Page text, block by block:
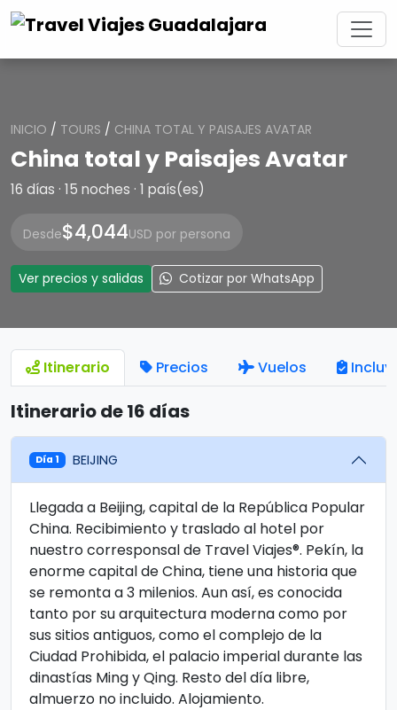
INICIO / TOURS / CHINA TOTAL Y PAISAJES AVATAR
China total y Paisajes Avatar
16 días · 15 noches · 1 país(es)
Desde$4,044USD por persona
Ver precios y salidas Cotizar por WhatsApp
Itinerario Precios Vuelos
Itinerario de 16 días
Día 1 BEIJING
Llegada a Beijing, capital de la República Popular
China. Recibimiento y traslado al hotel por
nuestro corresponsal de Travel Viajes®. Pekín, la
enorme capital de China, tiene una historia que
se remonta a 3 milenios. Aun así, es conocida
tanto por su arquitectura moderna como por
sus sitios antiguos, como el complejo de la
Ciudad Prohibida, el palacio imperial durante las
dinastías Ming y Qing. Resto del día libre,
almuerzo no incluido. Alojamiento.